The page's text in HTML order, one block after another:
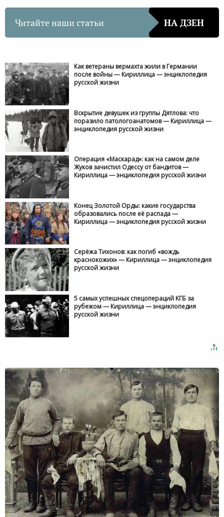
Читайте наши статьи НА ДЗЕН
Как ветераны вермахта жили в Германии
после войны — Кириллица — энциклопедия
русской жизни
Вскрытие девушек из группы Дятлова: что
поразило патологоанатомов — Кириллица —
энциклопедия русской жизни
Операция «Маскарад»: как на самом деле
Жуков зачистил Одессу от бандитов —
Кириллица — энциклопедия русской жизни
Конец Золотой Орды: какие государства
образовались после её распада —
Кириллица — энциклопедия русской жизни
Серёжа Тихонов: как погиб «вождь
краснокожих» — Кириллица — энциклопедия
русской жизни
5 самых успешных спецопераций КГБ за
рубежом — Кириллица — энциклопедия
русской жизни